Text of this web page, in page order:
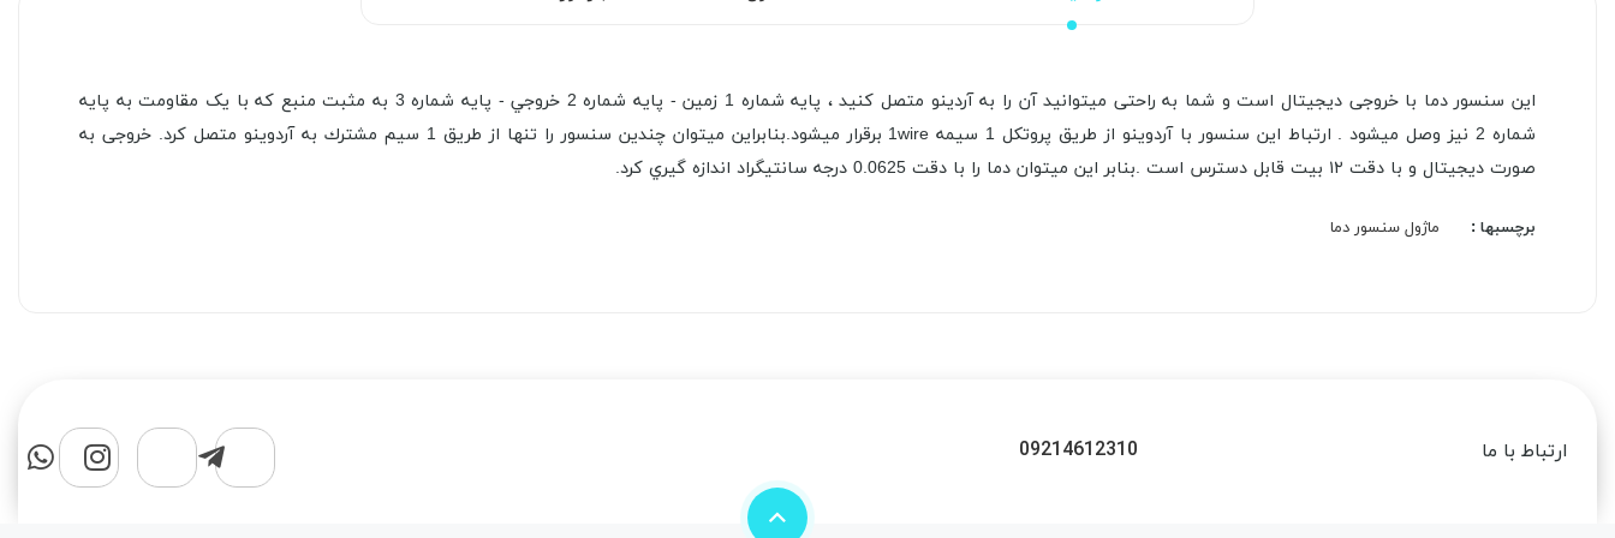
این سنسور دما با خروجی دیجیتال است و شما به راحتی میتوانید آن را به آردينو متصل کنید ، پایه شماره 1 زمین - پایه شماره 2 خروجي - پایه شماره 3 به مثبت منبع که با یک مقاومت به پایه
شماره 2 نیز وصل میشود . ارتباط اين سنسور با آردوينو از طريق پروتكل 1 سيمه 1wire برقرار ميشود.بنابراين ميتوان چندين سنسور را تنها از طريق 1 سيم مشترك به آردوينو متصل كرد. خروجی به
صورت دیجیتال و با دقت ۱۲ بیت قابل دسترس است .بنابر اين ميتوان دما را با دقت 0.0625 درجه سانتيگراد اندازه گيري كرد.
برچسبها : ماژول سنسور دما
ارتباط با ما 09214612310